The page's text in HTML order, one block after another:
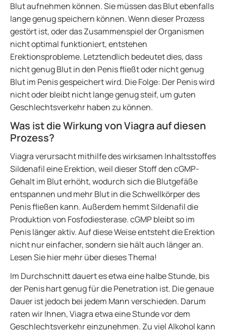
Blut aufnehmen können. Sie müssen das Blut ebenfalls
lange genug speichern können. Wenn dieser Prozess
gestört ist, oder das Zusammenspiel der Organismen
nicht optimal funktioniert, entstehen
Erektionsprobleme. Letztendlich bedeutet dies, dass
nicht genug Blut in den Penis fließt oder nicht genug
Blut im Penis gespeichert wird. Die Folge: Der Penis wird
nicht oder bleibt nicht lange genug steif, um guten
Geschlechtsverkehr haben zu können.
Was ist die Wirkung von Viagra auf diesen
Prozess?
Viagra verursacht mithilfe des wirksamen Inhaltsstoffes
Sildenafil eine Erektion, weil dieser Stoff den cGMP-
Gehalt im Blut erhöht, wodurch sich die Blutgefäße
entspannen und mehr Blut in die Schwellkörper des
Penis fließen kann. Außerdem hemmt Sildenafil die
Produktion von Fosfodiesterase. cGMP bleibt so im
Penis länger aktiv. Auf diese Weise entsteht die Erektion
nicht nur einfacher, sondern sie hält auch länger an.
Lesen Sie hier mehr über dieses Thema!
Im Durchschnitt dauert es etwa eine halbe Stunde, bis
der Penis hart genug für die Penetration ist. Die genaue
Dauer ist jedoch bei jedem Mann verschieden. Darum
raten wir Ihnen, Viagra etwa eine Stunde vor dem
Geschlechtsverkehr einzunehmen. Zu viel Alkohol kann